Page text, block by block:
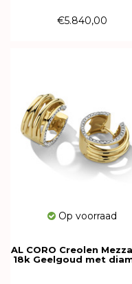
€5.840,00
Op voorraad
AL CORO Creolen
18k Geelgoud met